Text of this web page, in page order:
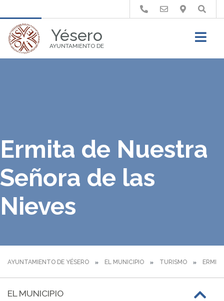
Yésero
AYUNTAMIENTO DE
Buscar
Ermita de Nuestra
Señora de las
Nieves
AYUNTAMIENTO DE YÉSERO EL MUNICIPIO TURISMO
EL MUNICIPIO